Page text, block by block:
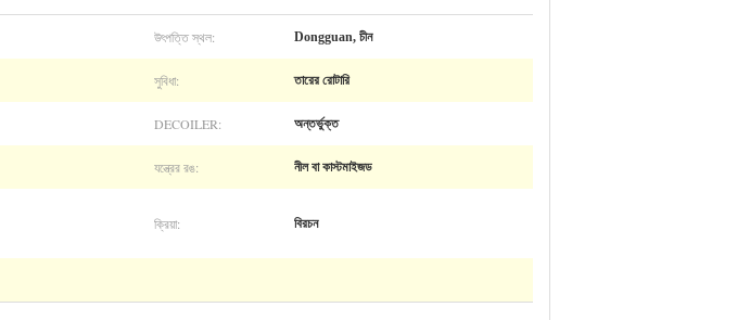
উৎপত্তি স্থল: Dongguan, চীন
সুবিধা: তারের রোটারি
DECOILER: অন্তর্ভুক্ত
যন্ত্রের রঙ: নীল বা কাস্টমাইজড
ক্রিয়া: বিরচন